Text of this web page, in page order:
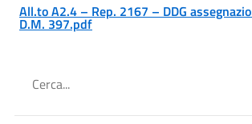
All.to A2.4 – Rep. 2167 – DDG
D.M. 397.pdf
Cerca